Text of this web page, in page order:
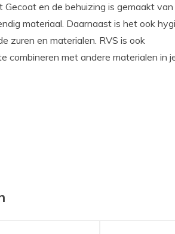
en de behuizing is gemaakt
materiaal. Daarnaast is het ook
zuren en materialen. RVS is ook
combineren met andere materialen in